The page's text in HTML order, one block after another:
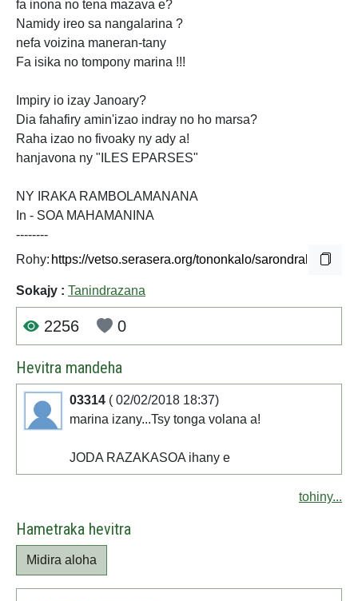
fa inona no tena mazava e?
Namidy ireo sa nangalarina ?
nefa voizina maneran-tany
Fa isika no tompony marina !!!
Impiry io izay Janoary?
Dia fahafiry amin'izao indray no ho marsa?
Raha izao no fivoaky ny ady a!
hanjavona ny "ILES EPARSES"
NY IRAKA RAMBOLAMANANA
In - SOA MAHAMANINA
--------
Rohy:
Sokajy : Tanindrazana
2256 0
Hevitra mandeha
03314 ( 02/02/2018 18:37)
marina izany...Tsy tonga volana a!
JODA RAZAKASOA ihany e
tohiny...
Hametraka hevitra
Midira aloha